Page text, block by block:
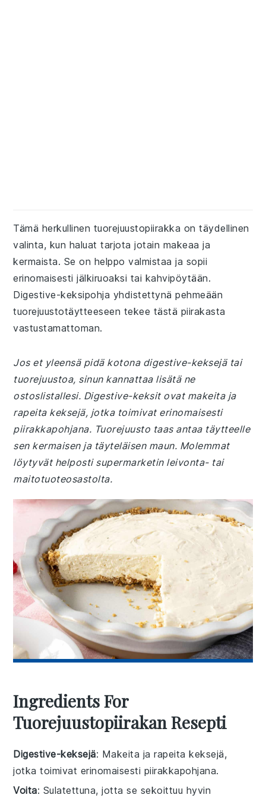
Tämä herkullinen tuorejuustopiirakka on täydellinen
valinta, kun haluat tarjota jotain makeaa ja
kermaista. Se on helppo valmistaa ja sopii
erinomaisesti jälkiruoaksi tai kahvipöytään.
Digestive-keksipohja yhdistettynä pehmeään
tuorejuustotäytteeseen tekee tästä piirakasta
vastustamattoman.
Jos et yleensä pidä kotona digestive-keksejä tai
tuorejuustoa, sinun kannattaa lisätä ne
ostoslistallesi. Digestive-keksit ovat makeita ja
rapeita keksejä, jotka toimivat erinomaisesti
piirakkapohjana. Tuorejuusto taas antaa täytteelle
sen kermaisen ja täyteläisen maun. Molemmat
löytyvät helposti supermarketin leivonta- tai
maitotuoteosastolta.
Ingredients For
Tuorejuustopiirakan Resepti
Digestive-keksejä: Makeita ja rapeita keksejä,
jotka toimivat erinomaisesti piirakkapohjana.
Voita: Sulatettuna, jotta se sekoittuu hyvin